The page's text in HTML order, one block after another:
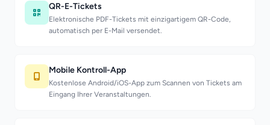
QR-E-Tickets
Elektronische PDF-Tickets mit einzigartigem QR-Code,
automatisch per E-Mail versendet.
Mobile Kontroll-App
Kostenlose Android/iOS-App zum Scannen von Tickets am
Eingang Ihrer Veranstaltungen.